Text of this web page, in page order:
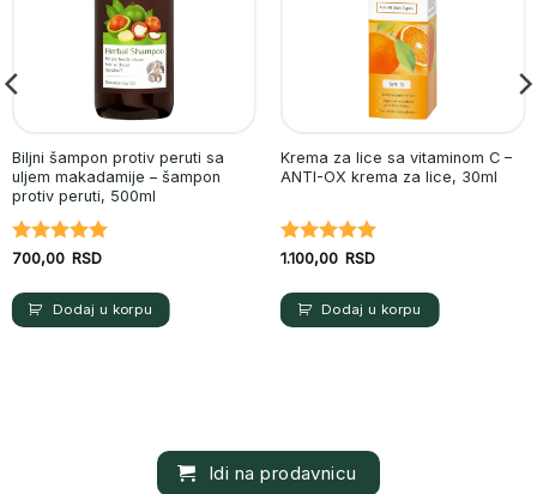
Biljni šampon protiv peruti sa
uljem makadamije – šampon
protiv peruti, 500ml
Ocenjeno
700,00 RSD
Dodaj u korpu
Krema za lice sa vitaminom C –
ANTI-OX krema za lice, 30ml
Ocenjeno
1.100,00 RSD
Dodaj u korpu
Idi na prodavnicu